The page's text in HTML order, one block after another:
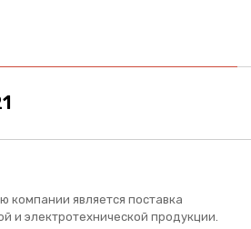
компании является поставка
и электротехнической продукции.